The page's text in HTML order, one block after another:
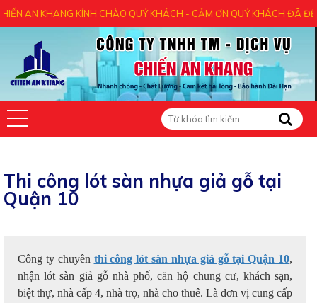
CHÀO QUÝ KHÁCH - CẢM ƠN QUÝ KHÁCH ĐÃ ĐẾN VỚI CHÚNG TÔI-
Thi công lót sàn nhựa giả gỗ tại
Quận 10
Công ty chuyên thi công lót sàn nhựa giả gỗ tại Quận 10,
nhận lót sàn giả gỗ nhà phố, căn hộ chung cư, khách sạn,
biệt thự, nhà cấp 4, nhà trọ, nhà cho thuê. Là đơn vị cung cấp